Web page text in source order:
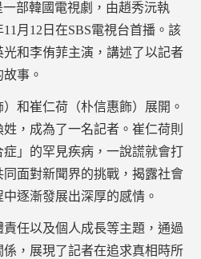
一部韓國電視劇，由趙秀沅執
月12日在SBS電視台首播。該
和李侑菲主演，講述了以記者
事。
和崔仁荷（朴信惠飾）展開。
，成為了一名記者。崔仁荷則
」的罕見疾病，一說謊就會打
面對新聞界的挑戰，揭露社會
逐漸發展出深厚的感情。
任以及個人成長等主題，通過
，展現了記者在追求真相時所